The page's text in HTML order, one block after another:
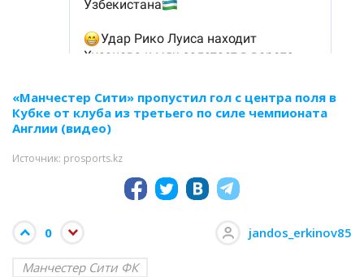
«Манчестер Сити» пропустил гол с центра поля в
Кубке от клуба из третьего по силе чемпионата
Англии (видео)
Источник: prosports.kz
0 jandos_erkinov85
Манчестер Сити ФК